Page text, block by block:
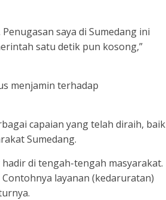
saya di Sumedang ini
satu detik pun kosong,”
menjamin terhadap
capaian yang telah diraih, baik
Sumedang.
di tengah-tengah masyarakat.
layanan (kedaruratan)